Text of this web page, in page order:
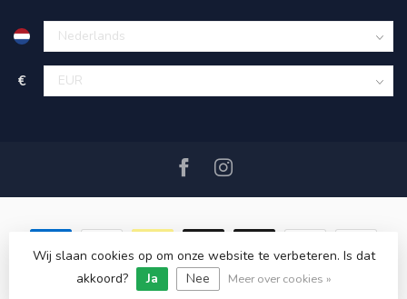
€
© Copyright 2026 SAIL360 watersport and boat equipment
Wij slaan cookies op om onze website te verbeteren. Is dat
akkoord?
Ja Nee Meer over cookies »